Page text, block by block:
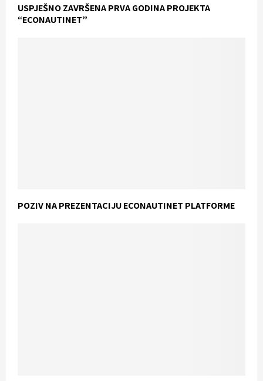
USPJEŠNO ZAVRŠENA PRVA GODINA PROJEKTA
“ECONAUTINET”
POZIV NA PREZENTACIJU ECONAUTINET PLATFORME